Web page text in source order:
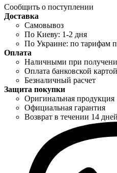
Сообщить о поступлении
Доставка
Самовывоз
По Киеву: 1-2 дня
По Украине: по тарифам
Оплата
Наличными при
Оплата банковской картой
Безналичный расчет
Защита покупки
Оригинальная продукция
Официальная гарантия
Возврат в течении 14 дней